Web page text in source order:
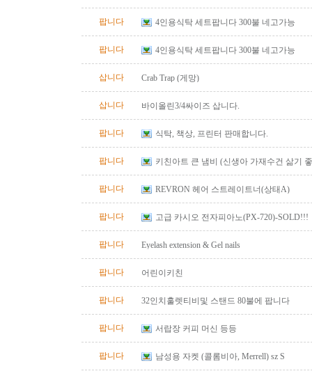
팝니다 4인용식탁 세트팝니다 300불 네고가능
팝니다 4인용식탁 세트팝니다 300불 네고가능
삽니다 Crab Trap (게망)
삽니다 바이올린3/4싸이즈 삽니다.
팝니다 식탁, 책상, 프린터 판매합니다.
팝니다 키친아트 큰 냄비 (신생아 가재수건 삶기
팝니다 REVRON 헤어 스트레이트너(상태A)
팝니다 고급 카시오 전자피아노(PX-720)-SOLD!!!
팝니다 Eyelash extension & Gel nails
팝니다 어린이키친
팝니다 32인치훌렛티비및 스탠드 80불에 팝니다
팝니다 서랍장 커피 머신 등등
팝니다 남성용 자켓 (콜롬비아, Merrell) sz S